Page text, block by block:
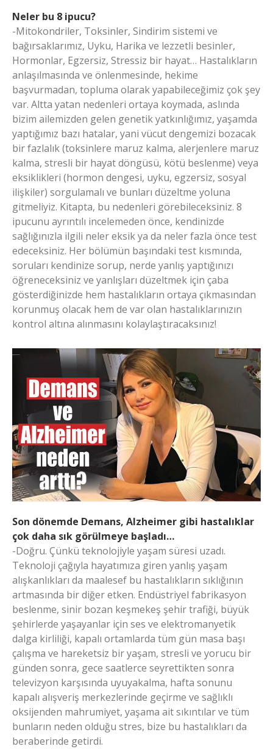
Neler bu 8 ipucu?
-Mitokondriler, Toksinler, Sindirim sistemi ve
bağırsaklarımız, Uyku, Harika ve lezzetli besinler,
Hormonlar, Egzersiz, Stressiz bir hayat… Hastalıkların
anlaşılmasında ve önlenmesinde, hekime
başvurmadan, topluma olarak yapabileceğimiz çok şey
var. Altta yatan nedenleri ortaya koymada, aslında
bizim ailemizden gelen genetik yatkınlığımız, yaşamda
yaptığımız bazı hatalar, yani vücut dengemizi bozacak
bir fazlalık (toksinlere maruz kalma, alerjenlere maruz
kalma, stresli bir hayat döngüsü, kötü beslenme) veya
eksiklikleri (hormon dengesi, uyku, egzersiz, sosyal
ilişkiler) sorgulamalı ve bunları düzeltme yoluna
gitmeliyiz. Kitapta, bu nedenleri görebileceksiniz. 8
ipucunu ayrıntılı incelemeden önce, kendinizde
sağlığınızla ilgili neler eksik ya da neler fazla önce test
edeceksiniz. Her bölümün başındaki test kısmında,
soruları kendinize sorup, nerde yanlış yaptığınızı
öğreneceksiniz ve yanlışları düzeltmek için çaba
gösterdiğinizde hem hastalıkların ortaya çıkmasından
korunmuş olacak hem de var olan hastalıklarınızın
kontrol altına alınmasını kolaylaştıracaksınız!
Son dönemde Demans, Alzheimer gibi hastalıklar
çok daha sık görülmeye başladı…
-Doğru. Çünkü teknolojiyle yaşam süresi uzadı.
Teknoloji çağıyla hayatımıza giren yanlış yaşam
alışkanlıkları da maalesef bu hastalıkların sıklığının
artmasında bir diğer etken. Endüstriyel fabrikasyon
beslenme, sinir bozan keşmekeş şehir trafiği, büyük
şehirlerde yaşayanlar için ses ve elektromanyetik
dalga kirliliği, kapalı ortamlarda tüm gün masa başı
çalışma ve hareketsiz bir yaşam, stresli ve yorucu bir
günden sonra, gece saatlerce seyrettikten sonra
televizyon karşısında uyuyakalma, hafta sonunu
kapalı alışveriş merkezlerinde geçirme ve sağlıklı
oksijenden mahrumiyet, yaşama ait sıkıntılar ve tüm
bunların neden olduğu stres, bize bu hastalıkları da
beraberinde getirdi.